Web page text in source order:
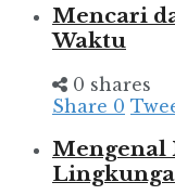
Mencari
Waktu
0 shares
Share 0
Mengenal